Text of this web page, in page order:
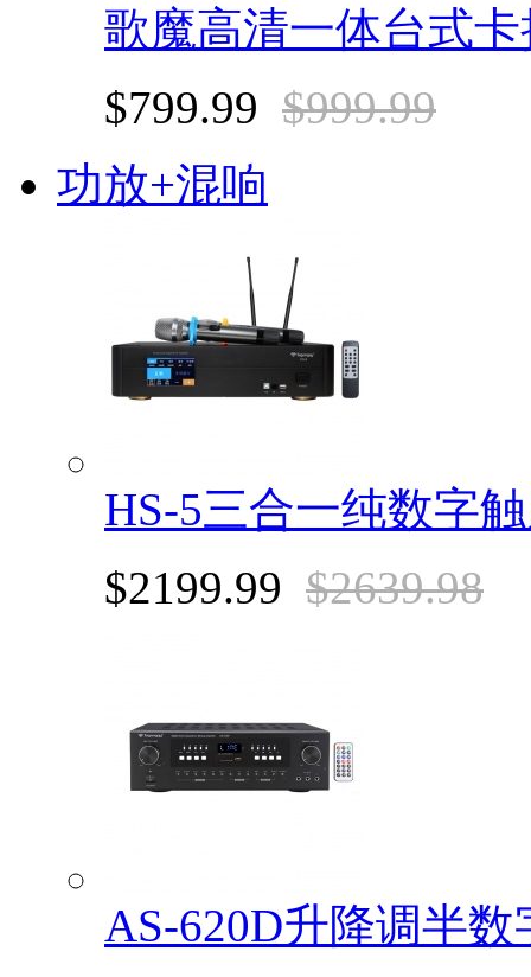
歌魔高清一体台式
$799.99 $999.99
功放+混响
HS-5三合一纯数字
$2199.99 $2639.98
AS-620D升降调半